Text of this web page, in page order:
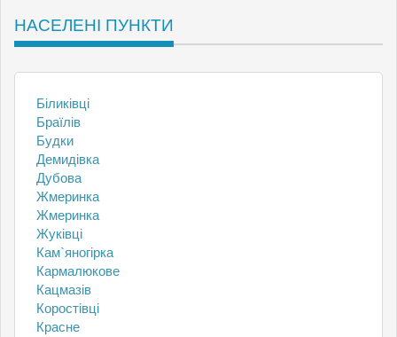
НАСЕЛЕНІ ПУНКТИ
Біликівці
Браїлів
Будки
Демидівка
Дубова
Жмеринка
Жмеринка
Жуківці
Кам`яногірка
Кармалюкове
Кацмазів
Коростівці
Красне